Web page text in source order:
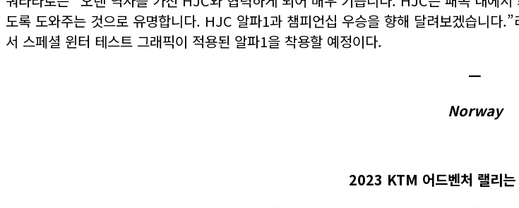
도록 도와주는 것으로 유명합니다. HJC 알파1과 챔피언십 우승을 향해 달려보겠습니다
서 스페셜 윈터 테스트 그래픽이 적용된 알파1을 착용할 예정이다.
ㅡ
Norway
2023 KTM 어드벤처 랠리는